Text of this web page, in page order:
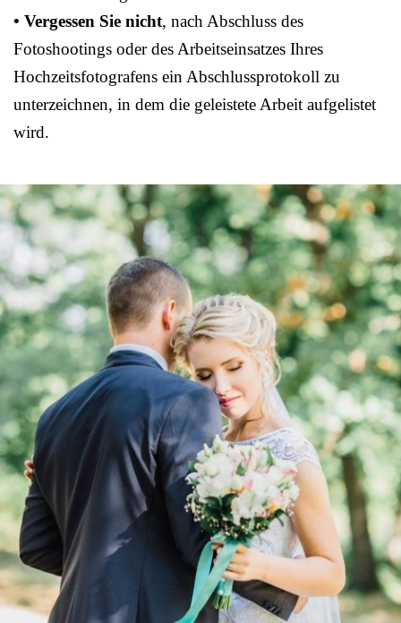
• Vergessen Sie nicht, nach Abschluss des
Fotoshootings oder des Arbeitseinsatzes Ihres
Hochzeitsfotografens ein Abschlussprotokoll zu
unterzeichnen, in dem die geleistete Arbeit aufgelistet
wird.